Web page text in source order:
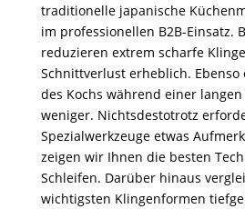
traditionelle japanische
im professionellen B2B-Einsatz.
reduzieren extrem scharfe
Schnittverlust erheblich.
des Kochs während einer
weniger. Nichtsdestotrotz
Spezialwerkzeuge etwas
zeigen wir Ihnen die besten
Schleifen. Darüber hinaus
wichtigsten Klingenformen